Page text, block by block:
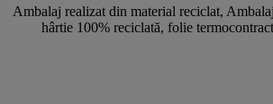
Ambalaj realizat din material reciclat,
hârtie 100% reciclată, folie